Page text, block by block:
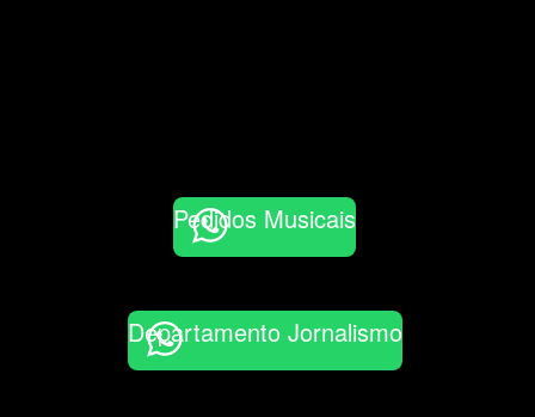
Pedidos Musicais
Departamento Jornalismo